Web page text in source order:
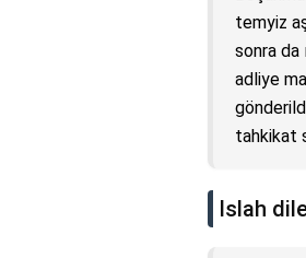
temyiz
sonra da
adliye
tahkikat
Islah